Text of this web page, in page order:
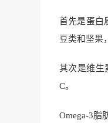
首先是蛋白
豆类和坚果
其次是维生
C。
Omega-3脂